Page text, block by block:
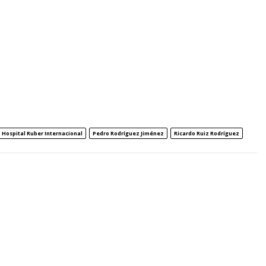
Hospital Ruber Internacional Pedro Rodríguez Jiménez Ricardo Ruiz Rodríguez